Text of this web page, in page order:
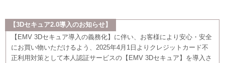
【3Dセキュア2.0導入のお知らせ】
【EMV 3Dセキュア導入の義務化】に伴い、お客様により安心・安全
にお買い物いただけるよう、2025年4月1日よりクレジットカード不
正利用対策として本人認証サービスの【EMV 3Dセキュア】を導入さ